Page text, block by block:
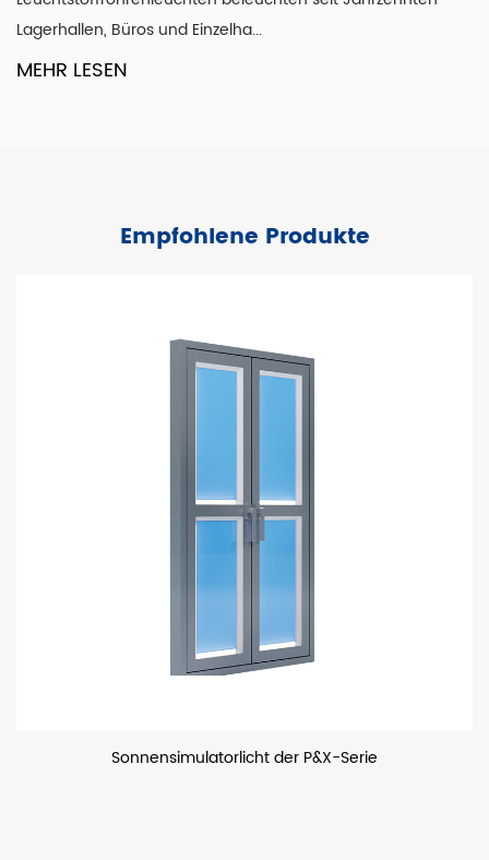
Wir sind zuversichtlich, als Anbieter von
Beleuchtungsprodukten und -dienstleistungen durch
Funktionsweise einer Küche verändert Eine
Empfohlene Produkte
LED-Flutlicht